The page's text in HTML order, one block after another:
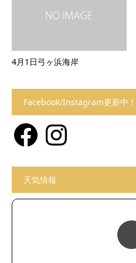
4月1日弓ヶ浜海岸
Facebook/Instagram更新中！
FacebookInstagram
天気情報